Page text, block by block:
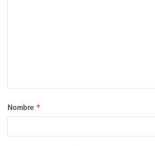
Nombre *